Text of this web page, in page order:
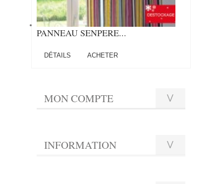
PANNEAU SENPERE...
DÉTAILS ACHETER
MON COMPTE
INFORMATION